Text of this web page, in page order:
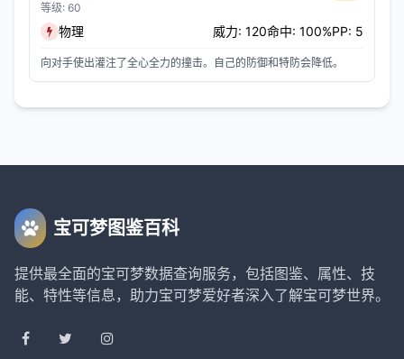
等级: 60
物理 威力: 120命中: 100%PP: 5
向对手使出灌注了全心全力的撞击。自己的防御和特防会降低。
宝可梦图鉴百科
提供最全面的宝可梦数据查询服务，包括图鉴、属性、技
能、特性等信息，助力宝可梦爱好者深入了解宝可梦世界。